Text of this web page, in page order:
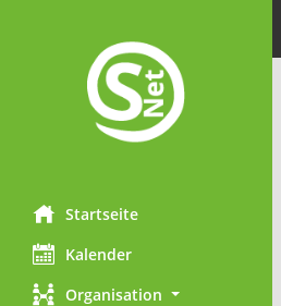
Startseite
Kalender
Organisation